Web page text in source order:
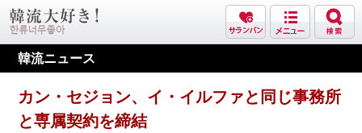
韓流ニュース
カン・セジョン、イ・イルファと同じ事務所
と専属契約を締結